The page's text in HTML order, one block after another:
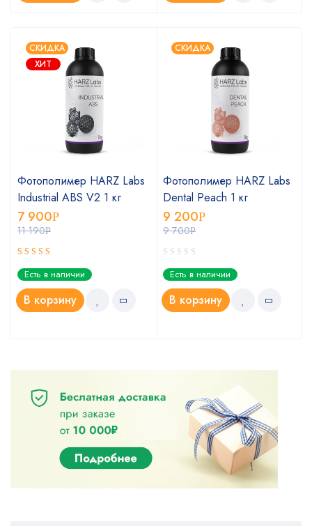
СКИДКА
ХИТ
Фотополимер HARZ Labs
Industrial ABS V2 1 кг
11 190Р
7 900Р
Оценка
5.00из 5
Есть в наличии
В корзину
СКИДКА
Фотополимер HARZ Labs
Dental Peach 1 кг
9 700Р
9 200Р
Есть в наличии
В корзину